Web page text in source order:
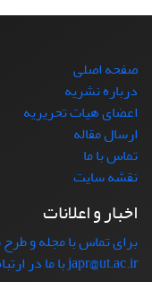
صفحه اصلی
درباره نشریه
اعضای هیات تحریریه
ارسال مقاله
تماس با ما
نقشه سایت
اخبار و اعلانات
برای تماس با مجله و طرح
japr@ut.ac.ir با ما در ارتباط باشید.